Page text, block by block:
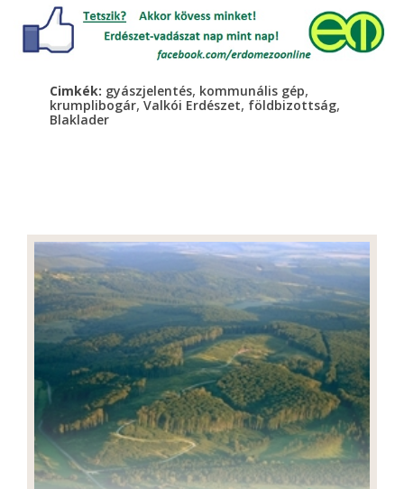
Cimkék: gyászjelentés, kommunális gép,
krumplibogár,Valkói Erdészet, földbizottság,
Blaklader